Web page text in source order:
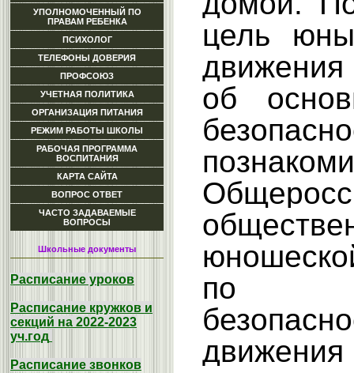
УПОЛНОМОЧЕННЫЙ ПО
ПРАВАМ РЕБЕНКА
ПСИХОЛОГ
ТЕЛЕФОНЫ ДОВЕРИЯ
ПРОФСОЮЗ
УЧЕТНАЯ ПОЛИТИКА
ОРГАНИЗАЦИЯ ПИТАНИЯ
РЕЖИМ РАБОТЫ ШКОЛЫ
РАБОЧАЯ ПРОГРАММА
ВОСПИТАНИЯ
КАРТА САЙТА
ВОПРОС ОТВЕТ
ЧАСТО ЗАДАВАЕМЫЕ
ВОПРОСЫ
Школьные документы
Расписание уроков
Расписание кружков и
секций на 2022-2023
уч.год
Расписание звонков
цель
движения
об
по